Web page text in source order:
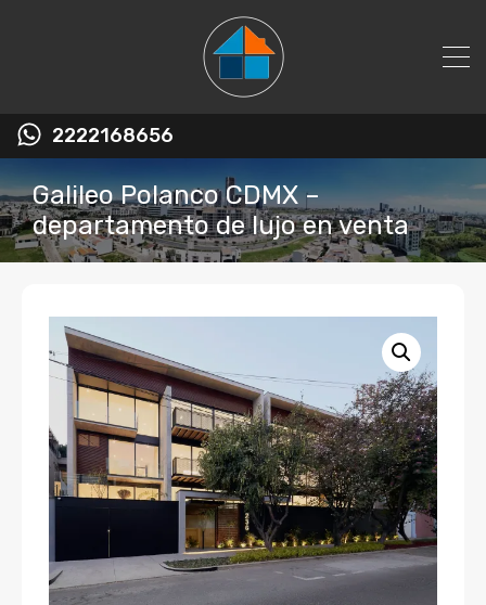
2222168656
Galileo Polanco CDMX –
departamento de lujo en venta